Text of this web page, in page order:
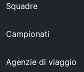
Squadre
Campionati
Agenzie di viaggio